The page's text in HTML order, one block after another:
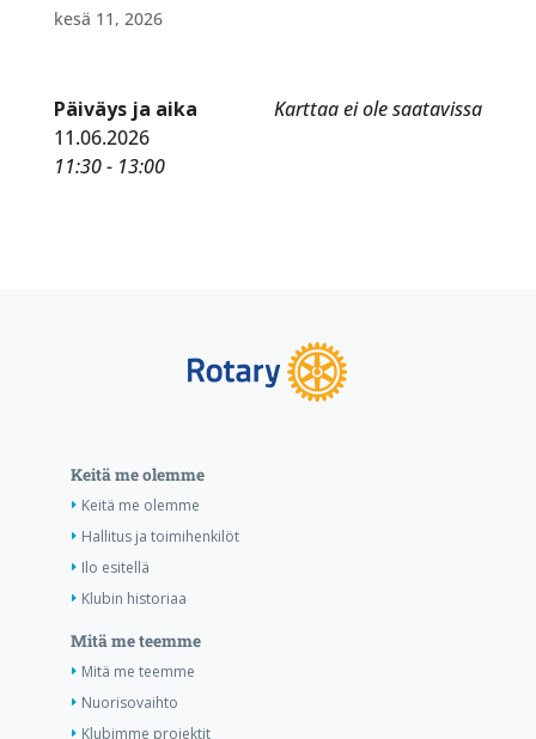
kesä 11, 2026
Karttaa ei ole saatavissa
Päiväys ja aika
11.06.2026
11:30 - 13:00
Keitä me olemme
Keitä me olemme
Hallitus ja toimihenkilöt
Ilo esitellä
Klubin historiaa
Mitä me teemme
Mitä me teemme
Nuorisovaihto
Klubimme projektit